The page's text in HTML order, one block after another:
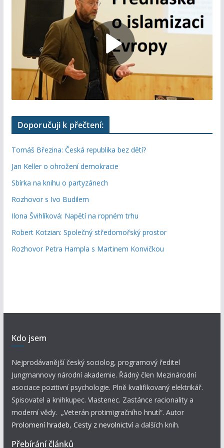
Doporučuji k přečtení:
Tomáš Březina: Česká republika bez dětí?
Jan Keller o ohrožení demokracie
Sbírka na knihu o partyzánech
Rozhovor s Ivo Budilem
Ilona Švihlíková: Napětí na ropném trhu
Robert Kotzian: Společný středomořský prostor
Rozhovor Petra Hampla s Martinem Konvičkou
Kdo jsem
Nejprodávanější český sociolog, programový ředitel
Jungmannovy národní akademie. Řádný člen Mezinárodní
asociace pozitivní psychologie. Plně kvalifikovaný elektrikář.
Spisovatel a knihkupec. Vlastenec. Zastánce racionality a
moderní vědy. „Veterán protimigračního hnutí“. Autor
Prolomení hradeb, Cesty z nevolnictví a dalších knih.
Přebírání článků